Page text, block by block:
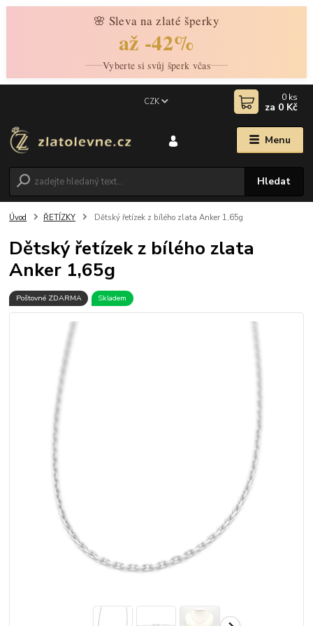
🌸 Sleva na zlaté šperky
až -42%
Vyberte si svůj šperk včas
Menu
CZK
Hledat
0 ks
za 0 Kč
Úvod ŘETÍZKY Dětský řetízek z bílého zlata Anker 1,65g
Dětský řetízek z bílého zlata
Anker 1,65g
Poštovné ZDARMA Skladem